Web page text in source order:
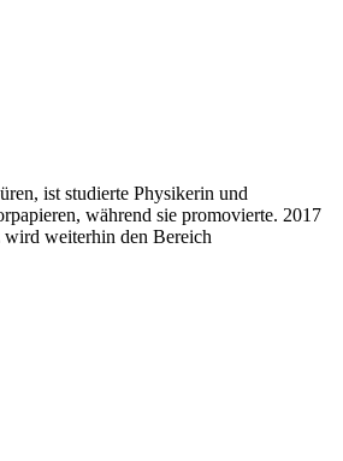
ist studierte Physikerin und
während sie promovierte. 2017
weiterhin den Bereich